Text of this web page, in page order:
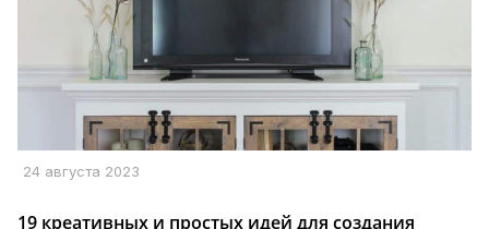
24 августа 2023
19 креативных и простых идей для создания